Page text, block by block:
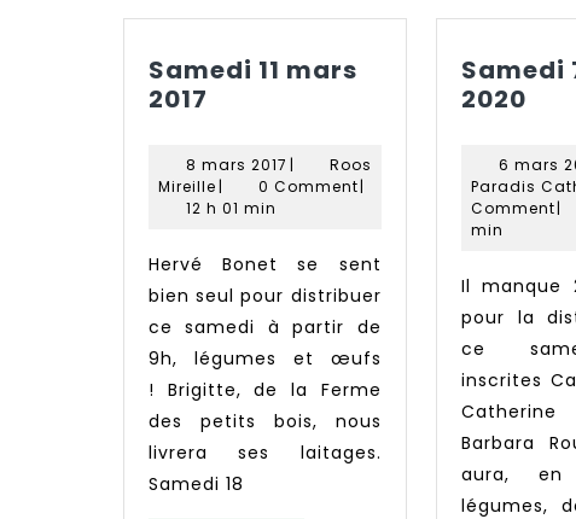
Samedi 11 mars
2017
mars
2017
8 mars 2017 8
mars
|
Roos
MireilleRoos
Mireille
| 0 Comment|
12 h 01 min
Hervé Bonet se sent
bien seul pour distribuer
ce samedi à partir de
9h, légumes et œufs
! Brigitte, de la Ferme
des petits bois, nous
livrera ses laitages.
Samedi 18
Samedi
2020
6 mars
Paradis
Comment|
min
Il manque 2 bénévoles
pour la
ce
inscrites
Barbara
aura,
légumes,